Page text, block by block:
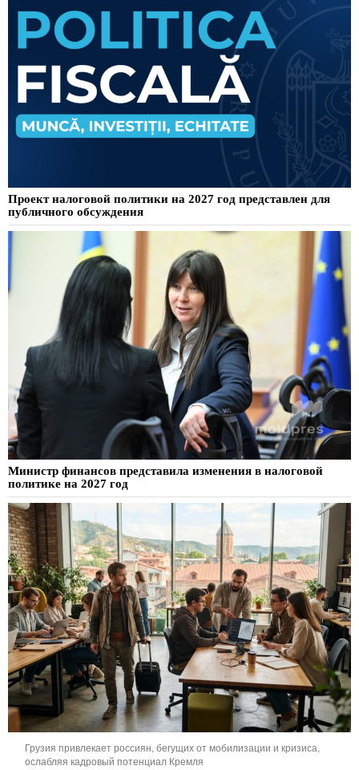
Проект налоговой политики на 2027 год представлен для
публичного обсуждения
Министр финансов представила изменения в налоговой
политике на 2027 год
Грузия привлекает россиян, бегущих от мобилизации и кризиса,
ослабляя кадровый потенциал Кремля